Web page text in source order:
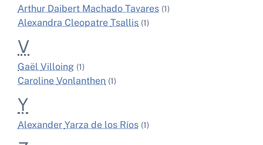
Arthur Daibert Machado Tavares (1)
Alexandra Cleopatre Tsallis (1)
V
Gaël Villoing (1)
Caroline Vonlanthen (1)
Y
Alexander Yarza de los Ríos (1)